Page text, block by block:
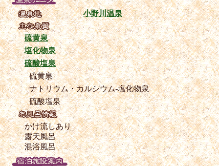
小野川温泉
硫黄泉
塩化物泉
硫酸塩泉
硫黄泉
ナトリウム・カルシウム-塩化物泉
硫酸塩泉
かけ流しあり
露天風呂
混浴風呂